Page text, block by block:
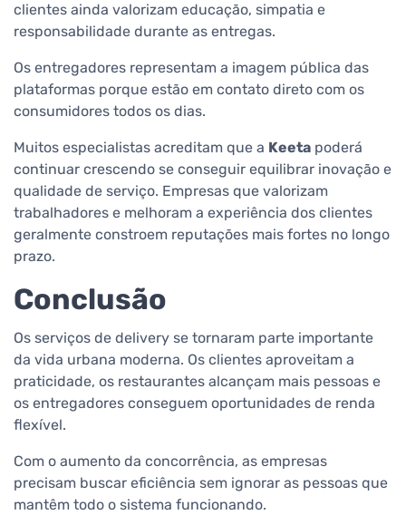
clientes ainda valorizam educação, simpatia e
responsabilidade durante as entregas.
Os entregadores representam a imagem pública das
plataformas porque estão em contato direto com os
consumidores todos os dias.
Muitos especialistas acreditam que a Keeta poderá
continuar crescendo se conseguir equilibrar inovação e
qualidade de serviço. Empresas que valorizam
trabalhadores e melhoram a experiência dos clientes
geralmente constroem reputações mais fortes no longo
prazo.
Conclusão
Os serviços de delivery se tornaram parte importante
da vida urbana moderna. Os clientes aproveitam a
praticidade, os restaurantes alcançam mais pessoas e
os entregadores conseguem oportunidades de renda
flexível.
Com o aumento da concorrência, as empresas
precisam buscar eficiência sem ignorar as pessoas que
mantêm todo o sistema funcionando.